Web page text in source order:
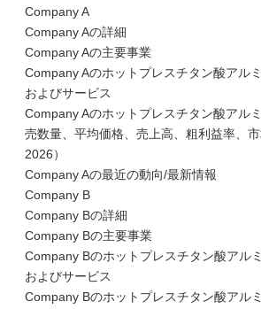
Company A
Company Aの詳細
Company Aの主要事業
Company Aのホットプレスチタン酸アル
およびサービス
Company Aのホットプレスチタン酸アル
売数量、平均価格、売上高、粗利益率、
2026）
Company Aの最近の動向/最新情報
Company B
Company Bの詳細
Company Bの主要事業
Company Bのホットプレスチタン酸アル
およびサービス
Company Bのホットプレスチタン酸アル